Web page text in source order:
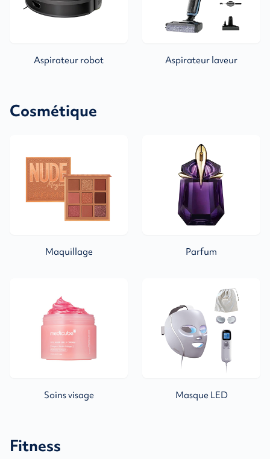
Aspirateur robot Aspirateur laveur
Cosmétique
Maquillage Parfum
Soins visage Masque LED
Fitness